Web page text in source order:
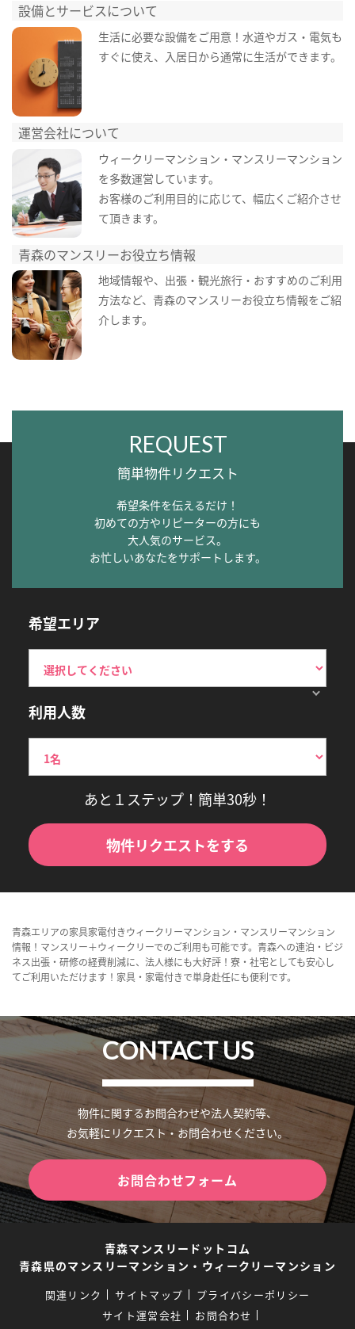
設備とサービスについて
生活に必要な設備をご用意！水道やガス・電気も
すぐに使え、入居日から通常に生活ができます。
運営会社について
ウィークリーマンション・マンスリーマンション
を多数運営しています。
お客様のご利用目的に応じて、幅広くご紹介させ
て頂きます。
青森のマンスリーお役立ち情報
地域情報や、出張・観光旅行・おすすめのご利用
方法など、青森のマンスリーお役立ち情報をご紹
介します。
REQUEST
簡単物件リクエスト
希望条件を伝えるだけ！
初めての方やリピーターの方にも
大人気のサービス。
お忙しいあなたをサポートします。
希望エリア
利用人数
あと１ステップ！簡単30秒！
物件リクエストをする
青森エリアの家具家電付きウィークリーマンション・マンスリーマンション
情報！マンスリー＋ウィークリーでのご利用も可能です。青森への連泊・ビジ
ネス出張・研修の経費削減に、法人様にも大好評！寮・社宅としても安心し
てご利用いただけます！家具・家電付きで単身赴任にも便利です。
CONTACT US
物件に関するお問合わせや法人契約等、
お気軽にリクエスト・お問合わせください。
お問合わせフォーム
青森マンスリードットコム
青森県のマンスリーマンション・ウィークリーマンション
関連リンク サイトマップ
プライバシーポリシー
サイト運営会社
お問合わせ